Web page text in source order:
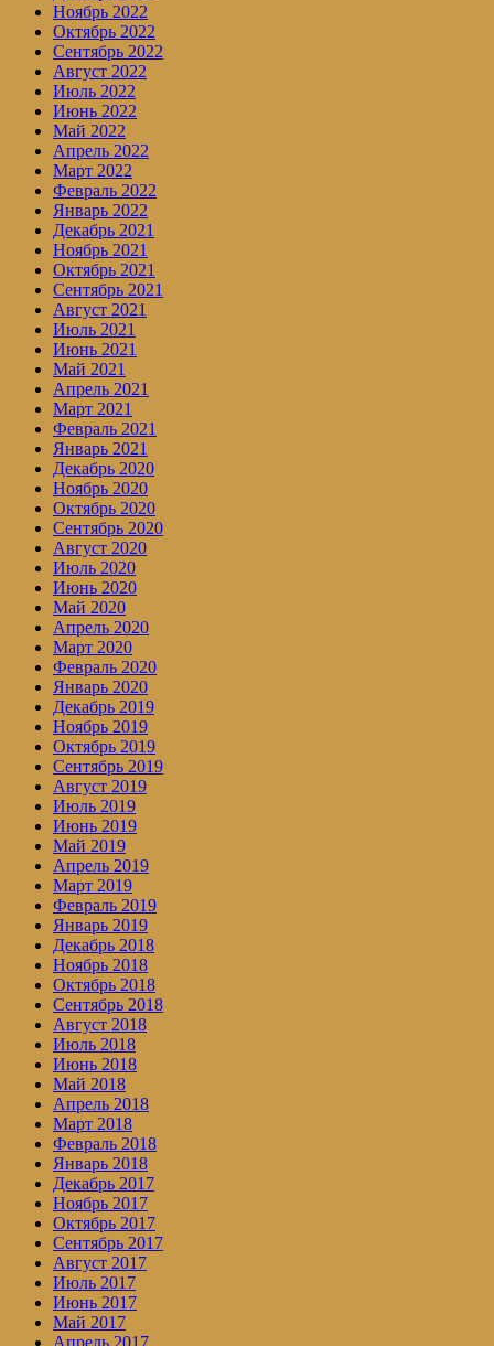
Ноябрь 2022
Октябрь 2022
Сентябрь 2022
Август 2022
Июль 2022
Июнь 2022
Май 2022
Апрель 2022
Март 2022
Февраль 2022
Январь 2022
Декабрь 2021
Ноябрь 2021
Октябрь 2021
Сентябрь 2021
Август 2021
Июль 2021
Июнь 2021
Май 2021
Апрель 2021
Март 2021
Февраль 2021
Январь 2021
Декабрь 2020
Ноябрь 2020
Октябрь 2020
Сентябрь 2020
Август 2020
Июль 2020
Июнь 2020
Май 2020
Апрель 2020
Март 2020
Февраль 2020
Январь 2020
Декабрь 2019
Ноябрь 2019
Октябрь 2019
Сентябрь 2019
Август 2019
Июль 2019
Июнь 2019
Май 2019
Апрель 2019
Март 2019
Февраль 2019
Январь 2019
Декабрь 2018
Ноябрь 2018
Октябрь 2018
Сентябрь 2018
Август 2018
Июль 2018
Июнь 2018
Май 2018
Апрель 2018
Март 2018
Февраль 2018
Январь 2018
Декабрь 2017
Ноябрь 2017
Октябрь 2017
Сентябрь 2017
Август 2017
Июль 2017
Июнь 2017
Май 2017
Апрель 2017